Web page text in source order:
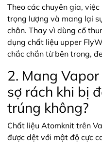
Theo các chuyên gia,
trọng lượng và mang lại
chân. Thay vì dùng cổ
dụng chất liệu upper
chắc chắn từ bên trong,
2. Mang
sợ rách khi bị
trúng không?
Chất liệu Atomknit trên
được dệt với mật độ cực